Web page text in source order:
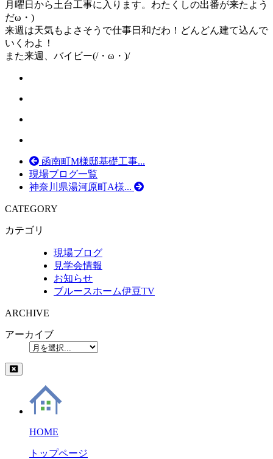
月曜日から土台工事に入ります。わたくしの出番が来たよう
だω・)
来週は天気もよさそうで仕事日和だわ！どんどん建て込んで
いくわよ！
また来週、バイビー(/・ω・)/
函南町M様邸基礎工事...
現場ブログ一覧
神奈川県湯河原町A様...
CATEGORY
カテゴリ
現場ブログ
見学会情報
お知らせ
ブルースホーム伊豆TV
ARCHIVE
アーカイブ
HOME
トップページ